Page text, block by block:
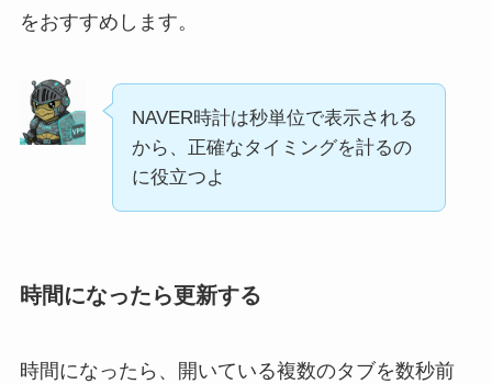
をおすすめします。
NAVER時計は秒単位で表示される
から、正確なタイミングを計るの
に役立つよ
時間になったら更新する
時間になったら、開いている複数のタブを数秒前